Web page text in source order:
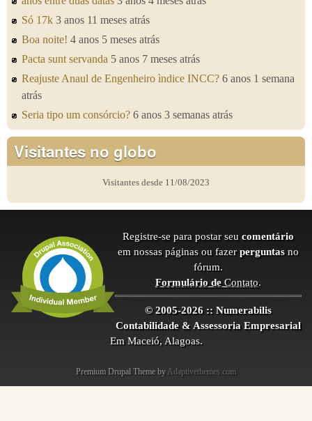
Só 17k 3 anos 11 meses atrás
Boa noite! 4 anos 5 meses atrás
Pacta sunt servanda 5 anos 7 meses atrás
Reajuste Anaul de Engenheiro ìndice INCC? 6 anos 1 semana
atrás
Seria tipo um consórcio? 6 anos 3 semanas atrás
Visitantes no globo
Visitantes desde 11/08/2023
Registre-se para postar seu comentário
em nossas páginas ou fazer perguntas no
fórum.
Formulário deContato.
© 2005-2026 :: Numerabilis
Contabilidade & Assessoria Empresarial
Em Maceió, Alagoas.
Premium Drupal Theme by Adaptivethemes.com